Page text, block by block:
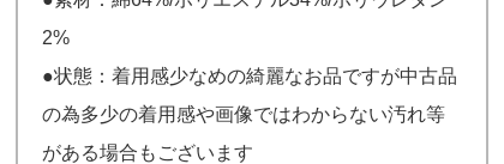
2%
●状態：着用感少なめの綺麗なお品ですが中古品
の為多少の着用感や画像ではわからない汚れ等
がある場合もございます